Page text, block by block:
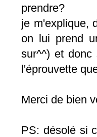
prendre?
je m'explique,
on lui prend
sur^^) et
l'éprouvette
Merci de bien
PS: désolé si